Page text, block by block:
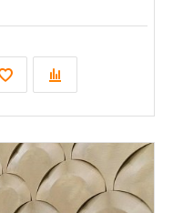
Геометрія, орнамент;